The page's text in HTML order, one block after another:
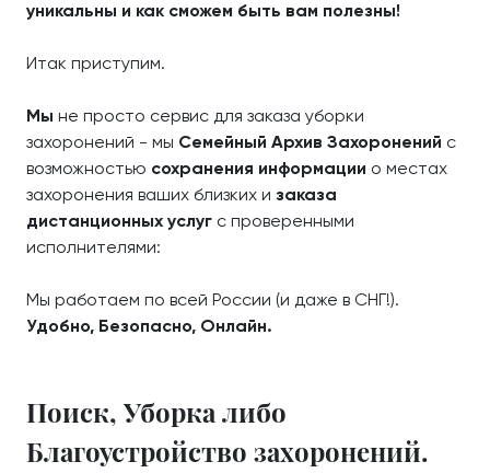
уникальны и как сможем быть вам полезны!
Итак приступим.
Мы не просто сервис для заказа уборки
захоронений - мы Семейный Архив Захоронений с
возможностью сохранения информации о местах
захоронения ваших близких и заказа
дистанционных услуг с проверенными
исполнителями:
Мы работаем по всей России (и даже в СНГ!).
Удобно, Безопасно, Онлайн.
Поиск, Уборка либо
Благоустройство захоронений.